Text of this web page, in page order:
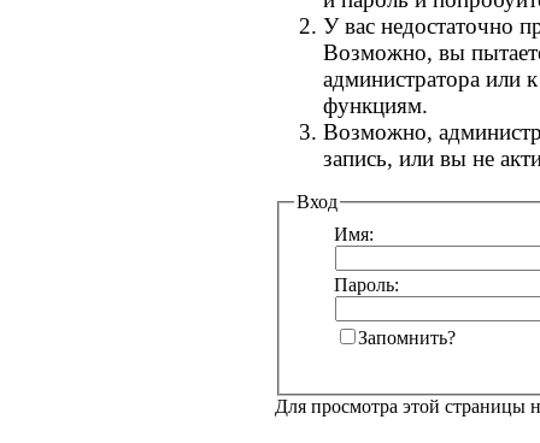
У вас недостаточно
Возможно, вы
администратора или
функциям.
Возможно,
запись, или вы не
Вход
Имя:
Пароль:
Запомнить?
Для просмотра этой страницы